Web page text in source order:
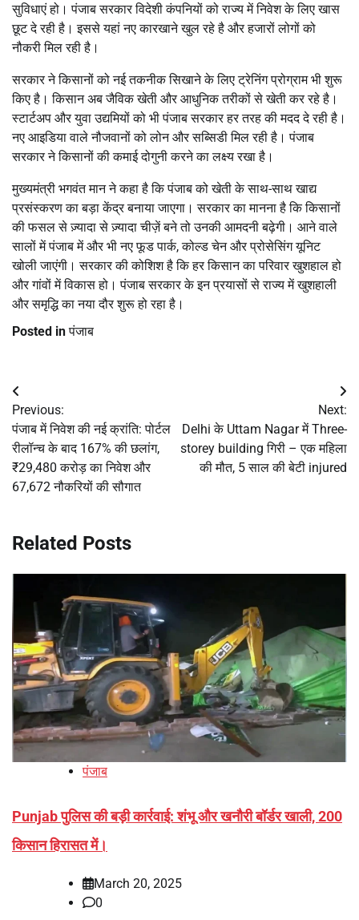
सुविधाएं हो। पंजाब सरकार विदेशी कंपनियों को राज्य में निवेश के लिए खास
छूट दे रही है। इससे यहां नए कारखाने खुल रहे है और हजारों लोगों को
नौकरी मिल रही है।
सरकार ने किसानों को नई तकनीक सिखाने के लिए ट्रेनिंग प्रोग्राम भी शुरू
किए है। किसान अब जैविक खेती और आधुनिक तरीकों से खेती कर रहे है।
स्टार्टअप और युवा उद्यमियों को भी पंजाब सरकार हर तरह की मदद दे रही है।
नए आइडिया वाले नौजवानों को लोन और सब्सिडी मिल रही है। पंजाब
सरकार ने किसानों की कमाई दोगुनी करने का लक्ष्य रखा है।
मुख्यमंत्री भगवंत मान ने कहा है कि पंजाब को खेती के साथ-साथ खाद्य
प्रसंस्करण का बड़ा केंद्र बनाया जाएगा। सरकार का मानना है कि किसानों
की फसल से ज़्यादा से ज़्यादा चीज़ें बने तो उनकी आमदनी बढ़ेगी। आने वाले
सालों में पंजाब में और भी नए फूड पार्क, कोल्ड चेन और प्रोसेसिंग यूनिट
खोली जाएंगी। सरकार की कोशिश है कि हर किसान का परिवार खुशहाल हो
और गांवों में विकास हो। पंजाब सरकार के इन प्रयासों से राज्य में खुशहाली
और समृद्धि का नया दौर शुरू हो रहा है।
Posted inपंजाब
Post
navigation
Previous:
पंजाब में निवेश की नई क्रांति: पोर्टल
रीलॉन्च के बाद 167% की छलांग,
₹29,480 करोड़ का निवेश और
67,672 नौकरियों की सौगात
Next:
Delhi के Uttam Nagar में Three-
storey building गिरी – एक महिला
की मौत, 5 साल की बेटी injured
Related Posts
पंजाब
Punjab पुलिस की बड़ी कार्रवाई: शंभू और खनौरी बॉर्डर खाली, 200
किसान हिरासत में।
March 20, 2025
0